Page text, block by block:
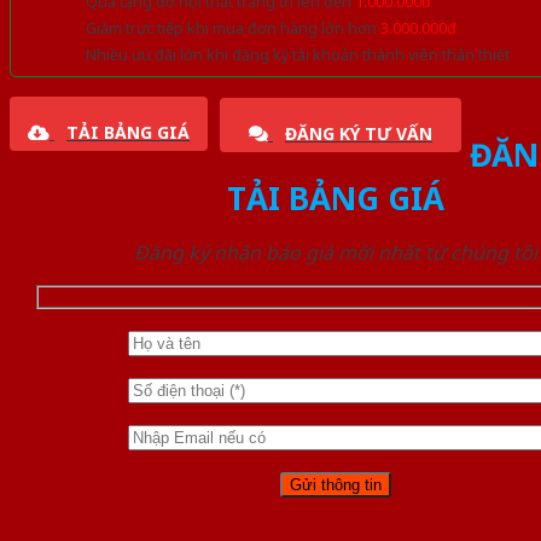
Giảm trực tiếp khi mua đơn hàng lớn hơn 3.000.000đ
Nhiều ưu đãi lớn khi đăng ký tài khoản thành viên thân thiết
TẢI BẢNG GIÁ ĐĂNG KÝ TƯ VẤN
TẢI BẢNG GIÁ
Đăng ký nhận báo giá mới nhất từ chúng tôi